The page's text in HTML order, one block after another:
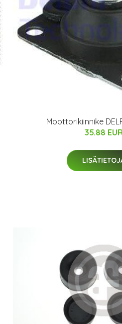
Moottorikiinnike
35.88